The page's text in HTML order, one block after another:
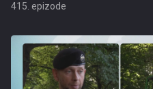
415. epizode